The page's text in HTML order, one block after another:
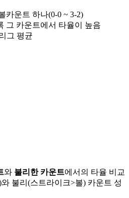
카운트 하나(0-0 ~ 3-2)
그 카운트에서 타율이 높음
그 평균
와 불리한 카운트에서의 타율 비교
불리(스트라이크>볼) 카운트 성